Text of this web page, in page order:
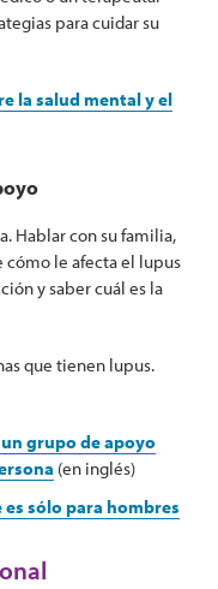
para cuidar su
la salud mental y el
Hablar con su familia,
cómo le afecta el lupus
y saber cuál es la
que tienen lupus.
grupo de apoyo
(en inglés)
sólo para hombres